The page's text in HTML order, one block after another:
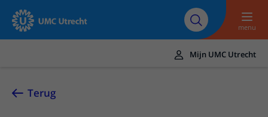
Naar hoofdinhoud
Over UMC
Utrecht
Research
Werken bij het UMC
Utrecht
menu
UMC Utrecht
Mijn UMC Utrecht
Terug